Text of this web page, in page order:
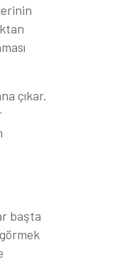
çıkar.
başta